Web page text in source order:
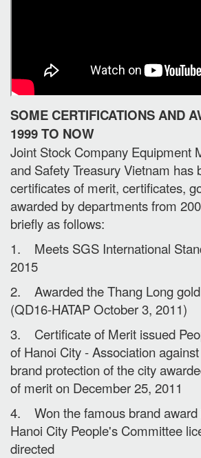
SOME CERTIFICATIONS AND
1999 TO NOW
Joint Stock Company Equipment
and Safety Treasury Vietnam has
certificates of merit, certificates,
awarded by departments from
briefly as follows:
1. Meets SGS International
2015
2. Awarded the Thang Long
(QD16-HATAP October 3, 2011)
3. Certificate of Merit issued
of Hanoi City - Association
brand protection of the city
of merit on December 25, 2011
4. Won the famous brand award
Hanoi City People's Committee
directed